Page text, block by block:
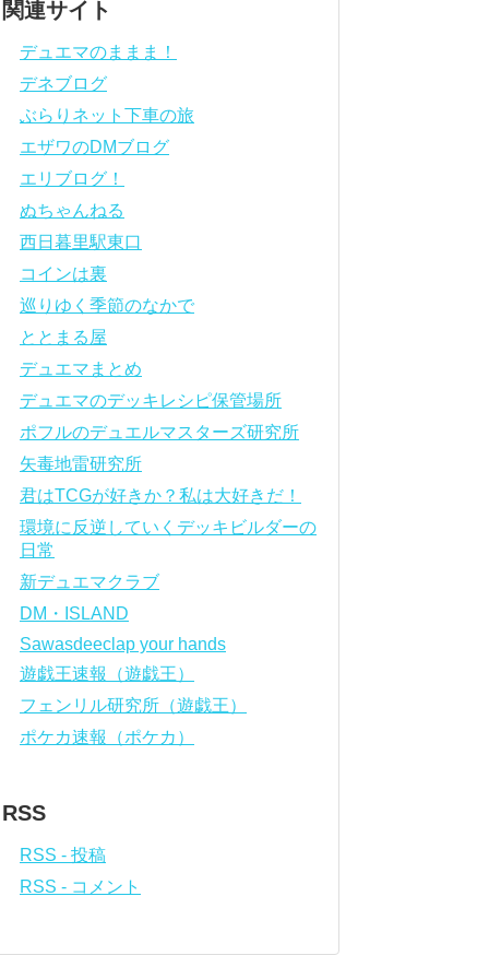
関連サイト
デュエマのままま！
デネブログ
ぶらりネット下車の旅
エザワのDMブログ
エリブログ！
ぬちゃんねる
西日暮里駅東口
コインは裏
巡りゆく季節のなかで
ととまる屋
デュエマまとめ
デュエマのデッキレシピ保管場所
ポフルのデュエルマスターズ研究所
矢毒地雷研究所
君はTCGが好きか？私は大好きだ！
環境に反逆していくデッキビルダーの
日常
新デュエマクラブ
DM・ISLAND
Sawasdeeclap your hands
遊戯王速報（遊戯王）
フェンリル研究所（遊戯王）
ポケカ速報（ポケカ）
RSS
RSS - 投稿
RSS - コメント